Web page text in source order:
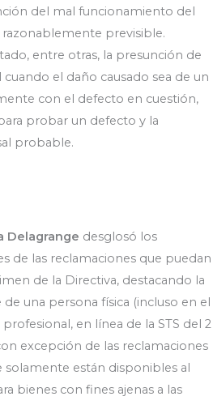
del mal funcionamiento del
previsible.
entre otras, la presunción de
cuando el daño causado sea de un
con el defecto en cuestión,
probar un defecto y la
probable.
Delagrange desglosó los
de las reclamaciones que puedan
de la Directiva, destacando la
una persona física (incluso en el
en línea de la STS del 2
excepción de las reclamaciones
solamente están disponibles al
bienes con fines ajenas a las